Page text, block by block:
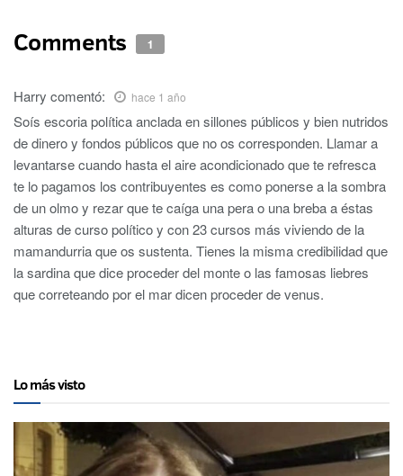
Comments 1
Harry comentó: hace 1 año
Soís escoria política anclada en sillones públicos y bien nutridos
de dinero y fondos públicos que no os corresponden. Llamar a
levantarse cuando hasta el aire acondicionado que te refresca
te lo pagamos los contribuyentes es como ponerse a la sombra
de un olmo y rezar que te caíga una pera o una breba a éstas
alturas de curso político y con 23 cursos más viviendo de la
mamandurria que os sustenta. Tienes la misma credibilidad que
la sardina que dice proceder del monte o las famosas liebres
que correteando por el mar dicen proceder de venus.
Lo más visto